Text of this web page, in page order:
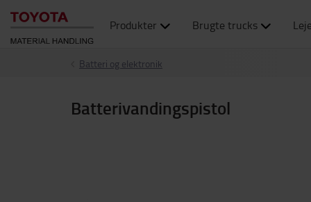
Produkter Brugte trucks Leje
Batteri og elektronik
Batterivandingspistol